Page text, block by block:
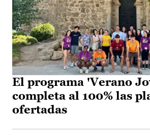
El programa 'Verano
completa al 100% las
ofertadas